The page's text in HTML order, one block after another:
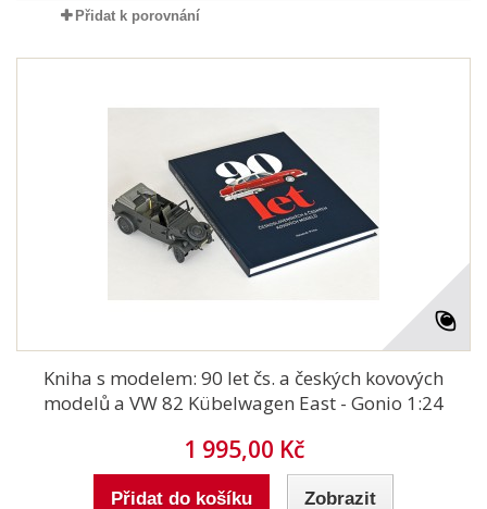
Přidat k porovnání
Kniha s modelem: 90 let čs. a českých kovových
modelů a VW 82 Kübelwagen East - Gonio 1:24
1 995,00 Kč
Přidat do košíku Zobrazit